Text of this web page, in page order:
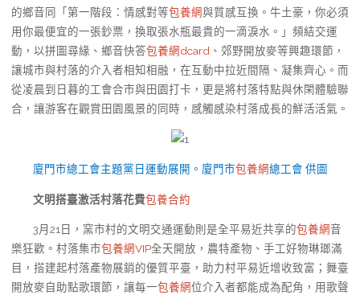
的鄉音同「第一階段：情感對等包養網與質感互換。牛土豪，你必須
用你最便宜的一張鈔票，換取張水瓶最貴的一滴淚水。」頻結交運
動，以拼圖尋緣、鄉音快答包養網dcard 、郊野開放麥等興趣環節，
讓城市與村落的介入者相知相融，在互動中拉近間隔、凝集齊心。而
從凌晨到日暮的工會合市與田園打卡，更是將村落特點與休閑體驗聯
合，讓游客在觀賞田園風景的同時，感觸感染村落成長的鮮活活氣。
廈門市總工會主題黨日運動展開。廈門市包養網總工會 供圖
文明搭臺激活村落花費包養合約
3月21日，窯市村的文明交通運動則是全平易近共享的包養網音
樂狂歡。村落集市包養網VIP全天開放，農特產物、手工好物琳瑯滿
目，搭建起村落產物展銷的優質平臺，助力村平易近增收致富；舞臺
開放麥自助點歌環節，讓每一包養網位介入者都能成為配角，用歌聲